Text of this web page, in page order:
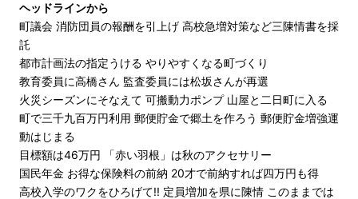
ヘッドラインから
町議会 消防団員の報酬を引上げ 高校急増対策など三陳情書を採
託
都市計画法の指定うける やりやすくなる町づくり
教育委員に高橋さん 監査委員には松坂さんが再選
火災シーズンにそなえて 可搬動力ポンプ 山屋と二日町に入る
町で三千九百万円利用 郵便貯金で郷土を作ろう 郵便貯金増強運
動はじまる
目標額は46万円 「赤い羽根」は秋のアクセサリー
国民年金 お得な保険料の前納 20才で前納すれば四万円も得
高校入学のワクをひろげて!! 定員増加を県に陳情 このままでは